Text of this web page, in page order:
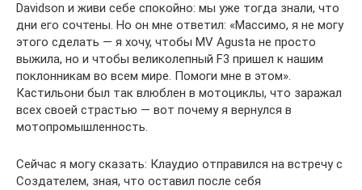
Davidson и живи себе спокойно: мы уже тогда знали, что
дни его сочтены. Но он мне ответил: «Массимо, я не могу
этого сделать — я хочу, чтобы MV Agusta не просто
выжила, но и чтобы великолепный F3 пришел к нашим
поклонникам во всем мире. Помоги мне в этом».
Кастильони был так влюблен в мотоциклы, что заражал
всех своей страстью — вот почему я вернулся в
мотопромышленность.
Сейчас я могу сказать: Клаудио отправился на встречу с
Создателем, зная, что оставил после себя